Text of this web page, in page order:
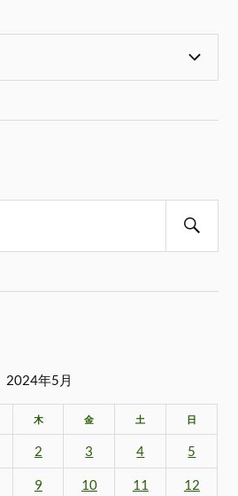
2024年5月
木 金 土 日
2 3 4 5
9 10 11 12